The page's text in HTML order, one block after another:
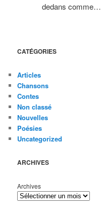
dedans comme…
CATÉGORIES
Articles
Chansons
Contes
Non classé
Nouvelles
Poésies
Uncategorized
ARCHIVES
Archives